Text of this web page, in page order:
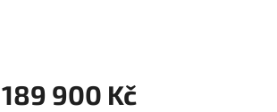
189 900 Kč